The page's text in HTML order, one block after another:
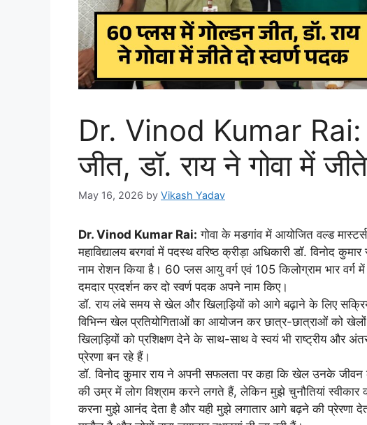
Dr. Vinod Kumar Rai:
जीत, डॉ. राय ने गोवा में
May 16, 2026 by Vikash Yadav
Dr. Vinod Kumar Rai: गोवा के मडगांव में आयोजित वल्ड
महाविद्यालय बरगवां में पदस्थ वरिष्ठ क्रीड़ा अधिकारी डॉ. विनोद
नाम रोशन किया है। 60 प्लस आयु वर्ग एवं 105 किलोग्राम भार वर्ग
दमदार प्रदर्शन कर दो स्वर्ण पदक अपने नाम किए।
डॉ. राय लंबे समय से खेल और खिलाड़ि़यों को आगे बढ़ाने के लिए सक्रिय
विभिन्न खेल प्रतियोगिताओं का आयोजन कर छात्र-छात्राओं को
खिलाड़ि़यों को प्रशिक्षण देने के साथ-साथ वे स्वयं भी राष्ट्रीय और
प्रेरणा बन रहे हैं।
डॉ. विनोद कुमार राय ने अपनी सफलता पर कहा कि खेल उनके जीवन
की उम्र में लोग विश्राम करने लगते हैं, लेकिन मुझे चुनौतियां
करना मुझे आनंद देता है और यही मुझे लगातार आगे बढ़ने की प्रेरणा